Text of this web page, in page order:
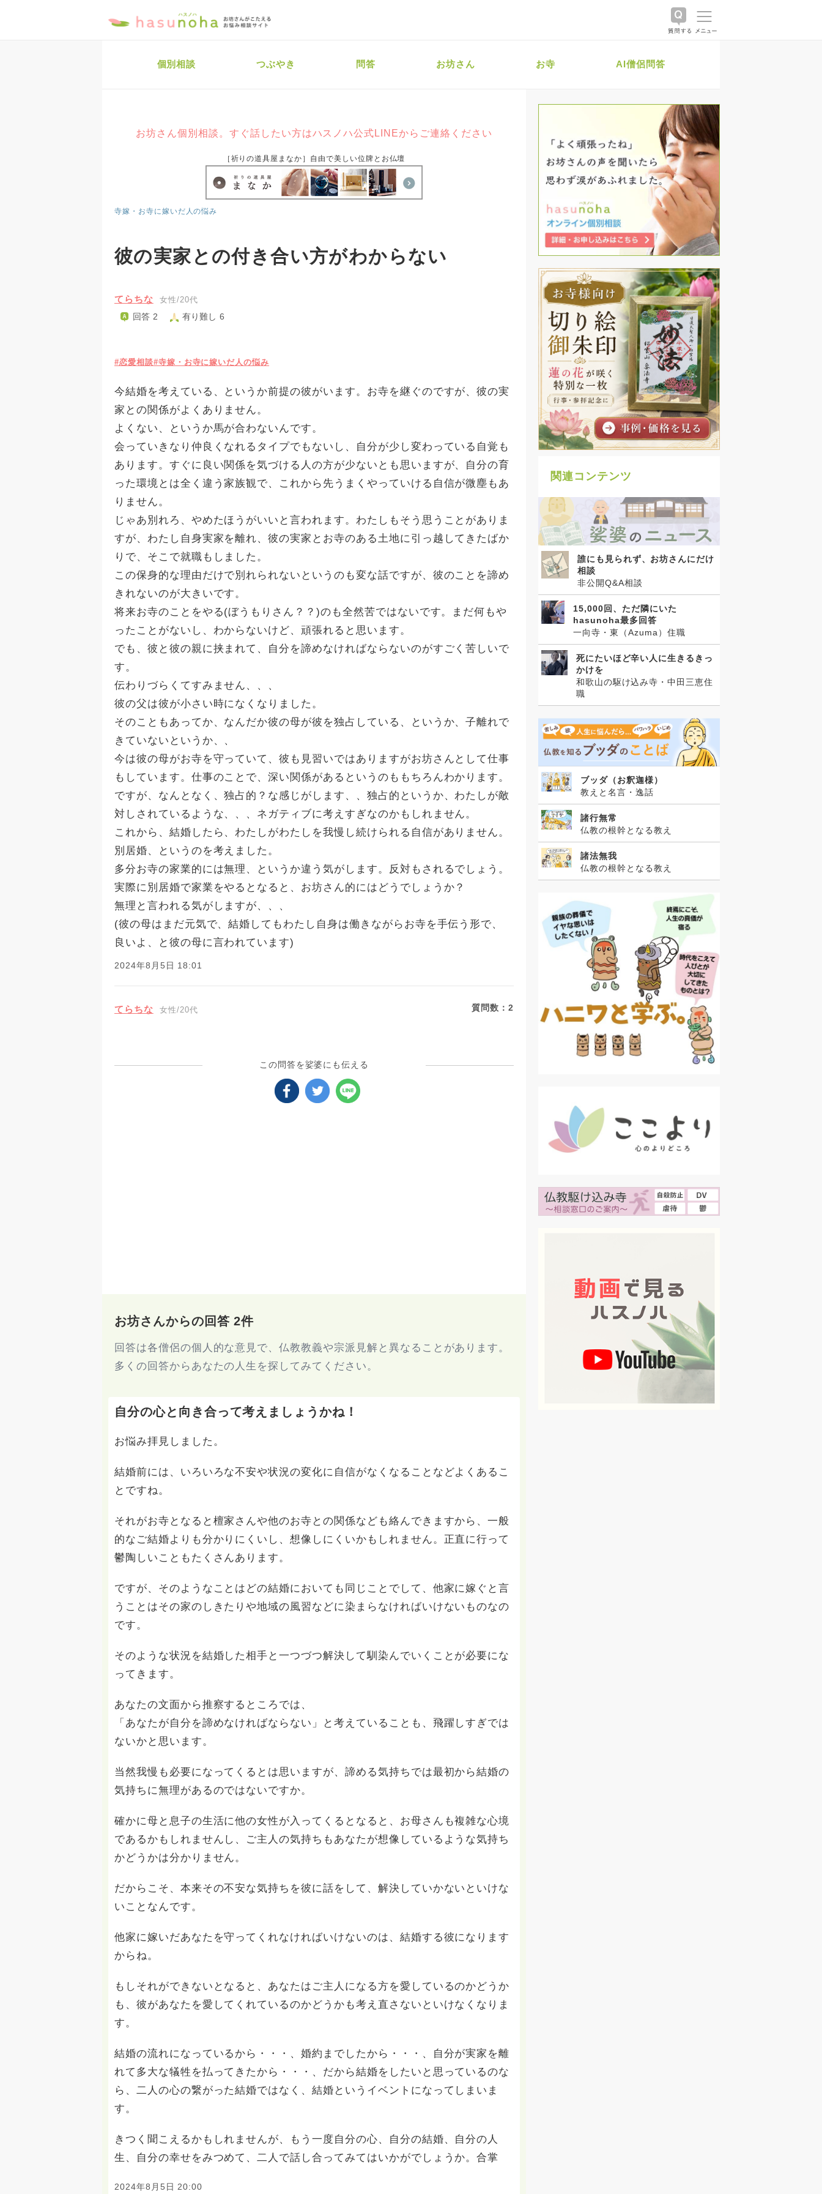
個別相談 つぶやき 問答 お坊さん お寺 AI僧侶問答
お坊さん個別相談。すぐ話したい方はハスノハ公式LINEからご連絡ください
［祈りの道具屋まなか］自由で美しい位牌とお仏壇
寺嫁・お寺に嫁いだ人の悩み
彼の実家との付き合い方がわからない
てらちな 女性/20代
回答 2 有り難し 6
#恋愛相談#寺嫁・お寺に嫁いだ人の悩み
今結婚を考えている、というか前提の彼がいます。お寺を継ぐのですが、彼の実
家との関係がよくありません。
よくない、というか馬が合わないんです。
会っていきなり仲良くなれるタイプでもないし、自分が少し変わっている自覚も
あります。すぐに良い関係を気づける人の方が少ないとも思いますが、自分の育
った環境とは全く違う家族観で、これから先うまくやっていける自信が微塵もあ
りません。
じゃあ別れろ、やめたほうがいいと言われます。わたしもそう思うことがありま
すが、わたし自身実家を離れ、彼の実家とお寺のある土地に引っ越してきたばか
りで、そこで就職もしました。
この保身的な理由だけで別れられないというのも変な話ですが、彼のことを諦め
きれないのが大きいです。
将来お寺のことをやる(ぼうもりさん？？)のも全然苦ではないです。まだ何もや
ったことがないし、わからないけど、頑張れると思います。
でも、彼と彼の親に挟まれて、自分を諦めなければならないのがすごく苦しいで
す。
伝わりづらくてすみません、、、
彼の父は彼が小さい時になくなりました。
そのこともあってか、なんだか彼の母が彼を独占している、というか、子離れで
きていないというか、、
今は彼の母がお寺を守っていて、彼も見習いではありますがお坊さんとして仕事
もしています。仕事のことで、深い関係があるというのももちろんわかります。
ですが、なんとなく、独占的？な感じがします、、独占的というか、わたしが敵
対しされているような、、、ネガティブに考えすぎなのかもしれません。
これから、結婚したら、わたしがわたしを我慢し続けられる自信がありません。
別居婚、というのを考えました。
多分お寺の家業的には無理、というか違う気がします。反対もされるでしょう。
実際に別居婚で家業をやるとなると、お坊さん的にはどうでしょうか？
無理と言われる気がしますが、、、
(彼の母はまだ元気で、結婚してもわたし自身は働きながらお寺を手伝う形で、
良いよ、と彼の母に言われています)
2024年8月5日 18:01
てらちな 女性/20代 質問数：2
この問答を娑婆にも伝える
お坊さんからの回答 2件
回答は各僧侶の個人的な意見で、仏教教義や宗派見解と異なることがあります。
多くの回答からあなたの人生を探してみてください。
自分の心と向き合って考えましょうかね！
お悩み拝見しました。
結婚前には、いろいろな不安や状況の変化に自信がなくなることなどよくあるこ
とですね。
それがお寺となると檀家さんや他のお寺との関係なども絡んできますから、一般
的なご結婚よりも分かりにくいし、想像しにくいかもしれません。正直に行って
鬱陶しいこともたくさんあります。
ですが、そのようなことはどの結婚においても同じことでして、他家に嫁ぐと言
うことはその家のしきたりや地域の風習などに染まらなければいけないものなの
です。
そのような状況を結婚した相手と一つづつ解決して馴染んでいくことが必要にな
ってきます。
あなたの文面から推察するところでは、
「あなたが自分を諦めなければならない」と考えていることも、飛躍しすぎでは
ないかと思います。
当然我慢も必要になってくるとは思いますが、諦める気持ちでは最初から結婚の
気持ちに無理があるのではないですか。
確かに母と息子の生活に他の女性が入ってくるとなると、お母さんも複雑な心境
であるかもしれませんし、ご主人の気持ちもあなたが想像しているような気持ち
かどうかは分かりません。
だからこそ、本来その不安な気持ちを彼に話をして、解決していかないといけな
いことなんです。
他家に嫁いだあなたを守ってくれなければいけないのは、結婚する彼になります
からね。
もしそれができないとなると、あなたはご主人になる方を愛しているのかどうか
も、彼があなたを愛してくれているのかどうかも考え直さないといけなくなりま
す。
結婚の流れになっているから・・・、婚約までしたから・・・、自分が実家を離
れて多大な犠牲を払ってきたから・・・、だから結婚をしたいと思っているのな
ら、二人の心の繋がった結婚ではなく、結婚というイベントになってしまいま
す。
きつく聞こえるかもしれませんが、もう一度自分の心、自分の結婚、自分の人
生、自分の幸せをみつめて、二人で話し合ってみてはいかがでしょうか。合掌
2024年8月5日 20:00
関連コンテンツ
誰にも見られず、お坊さんにだけ
相談
非公開Q&A相談
15,000回、ただ隣にいた
hasunoha最多回答
一向寺・東（Azuma）住職
死にたいほど辛い人に生きるきっ
かけを
和歌山の駆け込み寺・中田三恵住
職
ブッダ（お釈迦様）
教えと名言・逸話
諸行無常
仏教の根幹となる教え
諸法無我
仏教の根幹となる教え